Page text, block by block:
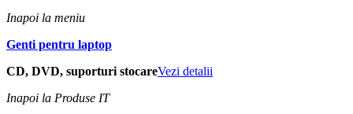
Inapoi la meniu
Genti pentru laptop
CD, DVD, suporturi stocareVezi detalii
Inapoi la Produse IT